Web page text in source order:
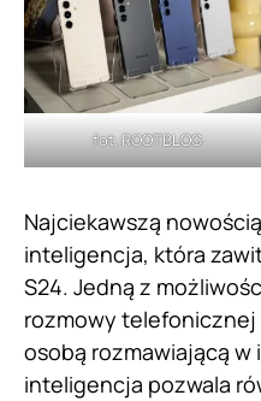
fot. ROOTBLOG
Najciekawszą
inteligencja, która
S24. Jedną z
rozmowy telefonicznej
osobą rozmawiającą
inteligencja pozwala